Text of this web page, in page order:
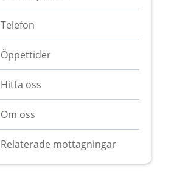
Telefon
Öppettider
Hitta oss
Om oss
Relaterade mottagningar